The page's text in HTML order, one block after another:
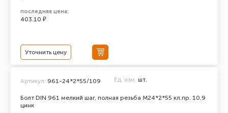
последняя цена:
403.10 ₽
Уточнить цену
Болт DIN 961 мелкий шаг, полная резьба M24*2*55 кл.пр. 10.9
цинк
Артикул: 961-24*2*55/109 Ед. изм. шт.